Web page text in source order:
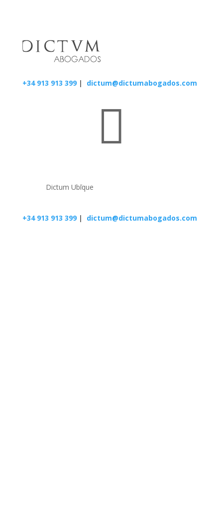
+34 913 913 399| dictum@dictumabogados.com

Dictum Ubīque
+34 913 913 399| dictum@dictumabogados.com